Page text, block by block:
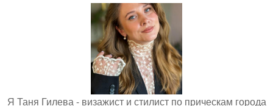
Я Таня Гилева - визажист и стилист по прическам города